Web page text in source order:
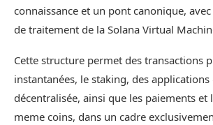
connaissance et un pont canonique,
de traitement de la Solana Virtual
Cette structure permet des transactions
instantanées, le staking, des applications
décentralisée, ainsi que les paiements et
meme coins, dans un cadre